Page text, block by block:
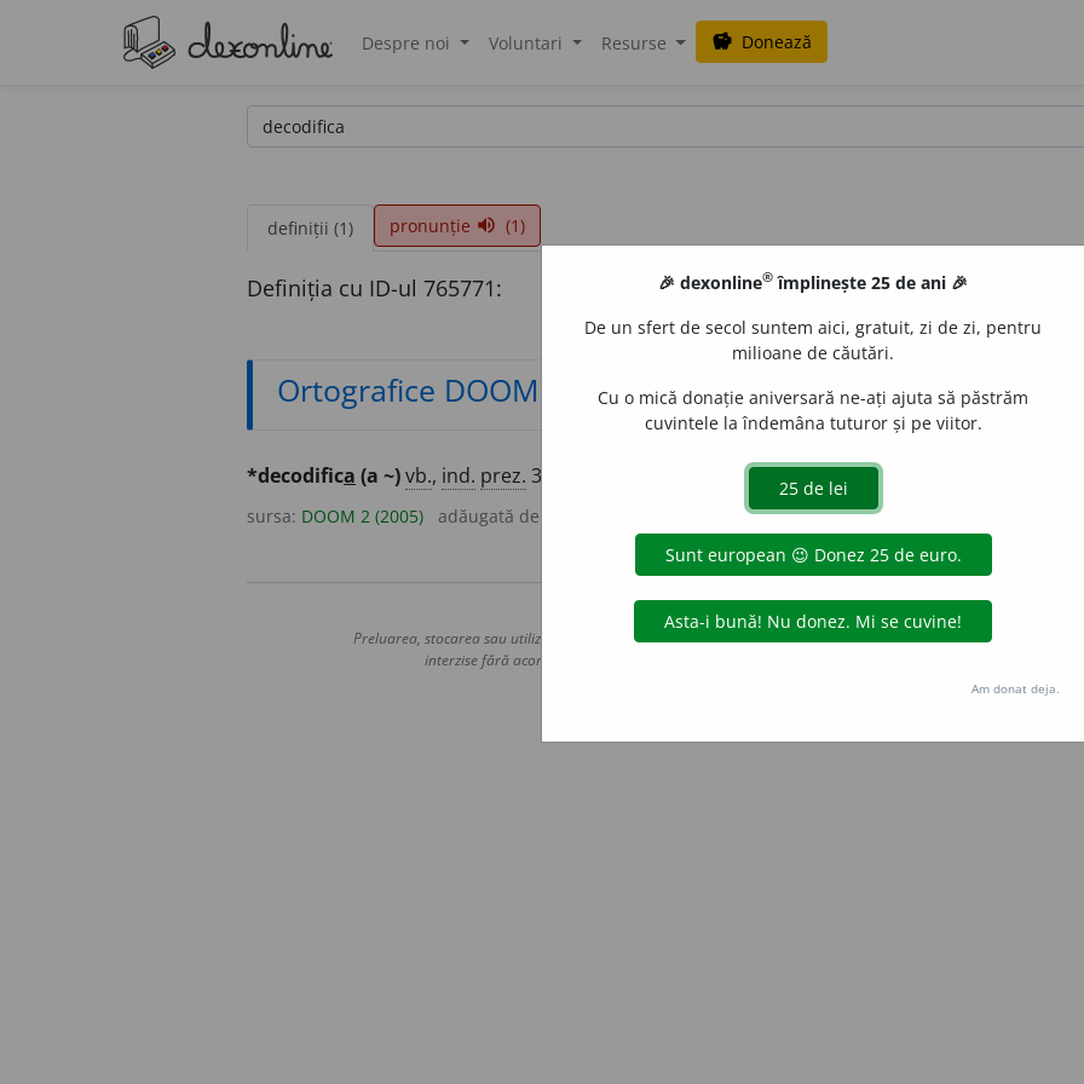
Despre noi Voluntari Resurse savings Donează
definiții (1) pronunție volume_up (1)
Definiția cu ID-ul 765771:
Ortografice DOOM
*decodifica (a ~)vb., ind. prez. 3
sursa: DOOM 2 (2005) adăugată de
Copyright © 2004-2026 dexonline (https://dexonline.ro)
Preluarea, stocarea sau utilizarea datelor de pe acest site, inclusiv prin orice metode de extragere automată
interzise fără acordul nostru prealabil scris, cu excepția seturilor de date oferite oficial spre utilizare
Hosterion
🎉 dexonline® împlinește 25 de ani 🎉
De un sfert de secol suntem aici, gratuit, zi de zi, pentru
milioane de căutări.
Cu o mică donație aniversară ne-ați ajuta să păstrăm
cuvintele la îndemâna tuturor și pe viitor.
Am donat deja.